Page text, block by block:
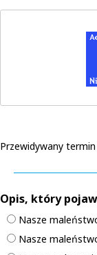
Przewidywany
Opis, który
Nasze
Nasze